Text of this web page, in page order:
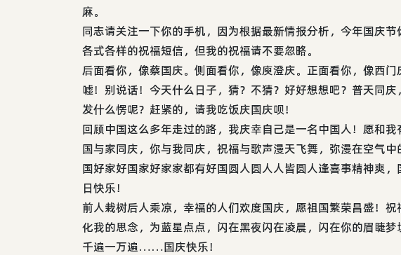
麻。
同志请关注一下你的手机，因为根据最新情报分析，今年国庆节
各式各样的祝福短信，但我的祝福请不要忽略。
后面看你，像蔡国庆。侧面看你，像庾澄庆。正面看你，像西门
嘘！别说话！今天什么日子，猜？不猜？好好想想吧？普天同
发什么愣呢？赶紧的，请我吃饭庆国庆呗！
回顾中国这么多年走过的路，我庆幸自己是一名中国人！愿和我
国与家同庆，你与我同庆，祝福与歌声漫天飞舞，弥漫在空气中
国好家好国家好家家都有好国圆人圆人人皆圆人逢喜事精神爽
日快乐！
前人栽树后人乘凉，幸福的人们欢度国庆，愿祖国繁荣昌盛！祝
化我的思念，为蓝星点点，闪在黑夜闪在凌晨，闪在你的眉睫
千遍一万遍……国庆快乐！